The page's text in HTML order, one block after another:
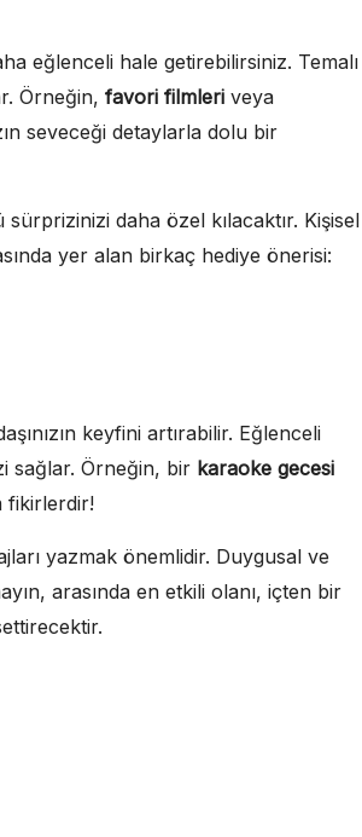
eğlenceli hale getirebilirsiniz. Temalı
Örneğin, favori filmleri veya
seveceği detaylarla dolu bir
daha özel kılacaktır. Kişisel
yer alan birkaç hediye önerisi:
keyfini artırabilir. Eğlenceli
sağlar. Örneğin, bir karaoke gecesi
fikirlerdir!
yazmak önemlidir. Duygusal ve
arasında en etkili olanı, içten bir